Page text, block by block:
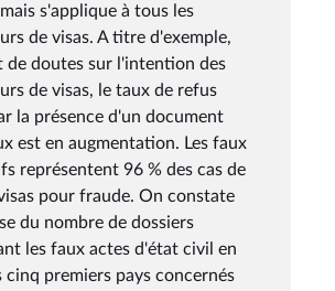
s'applique à tous les
de visas. A titre d'exemple,
de doutes sur l'intention des
de visas, le taux de refus
la présence d'un document
est en augmentation. Les faux
représentent 96 % des cas de
pour fraude. On constate
du nombre de dossiers
les faux actes d'état civil en
cinq premiers pays concernés